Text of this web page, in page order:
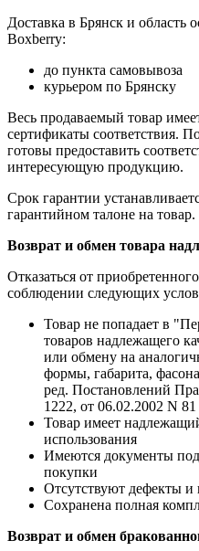
Доставка в Брянск и область
Boxberry:
до пункта самовывоза
курьером по Брянску
Весь продаваемый товар
сертификаты соответствия.
готовы предоставить
интересующую продукцию.
Срок гарантии
гарантийном талоне на товар.
Возврат и обмен товара
Отказаться от
соблюдении следующих
Товар не попадает в
товаров надлежащего
или обмену на
формы, габарита,
ред. Постановлений
1222, от 06.02.2002 N 81
Товар имеет
использования
Имеются документы
покупки
Отсутствуют дефекты и
Сохранена полная
Возврат и обмен